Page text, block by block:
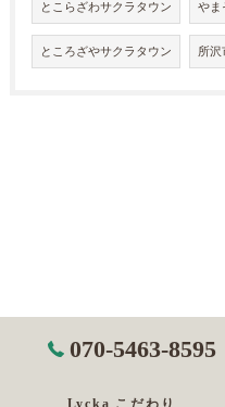
とこらざわサクラタウン やま
ところざやサクラタウン 所沢
070-5463-8595
Lycka こだわり